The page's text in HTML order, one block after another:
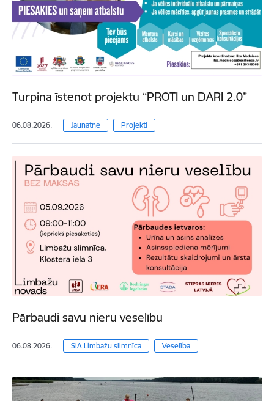
Turpina īstenot projektu “PROTI un DARI 2.0”
06.08.2026. Jaunatne Projekti
Pārbaudi savu nieru veselību
06.08.2026. SIA Limbažu slimnīca Veselība